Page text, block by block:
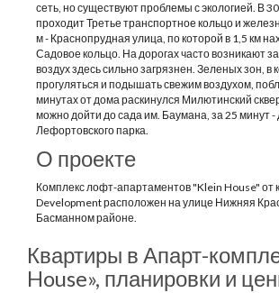
сеть, но существуют проблемы с экологией. В
проходит Третье транспортное кольцо и
м - Краснопрудная улица, по которой в 1,5 км
Садовое кольцо. На дорогах часто возникают
воздух здесь сильно загрязнен. Зеленых зон, в
прогуляться и подышать свежим воздухом,
минутах от дома раскинулся Милютинский
можно дойти до сада им. Баумана, за 25 минут -
Лефортовского парка.
О проекте
Комплекс лофт-апартаментов "Klein House" от
Development расположен на улице Нижняя
Басманном районе.
Квартиры в Апарт-
House», планировки и